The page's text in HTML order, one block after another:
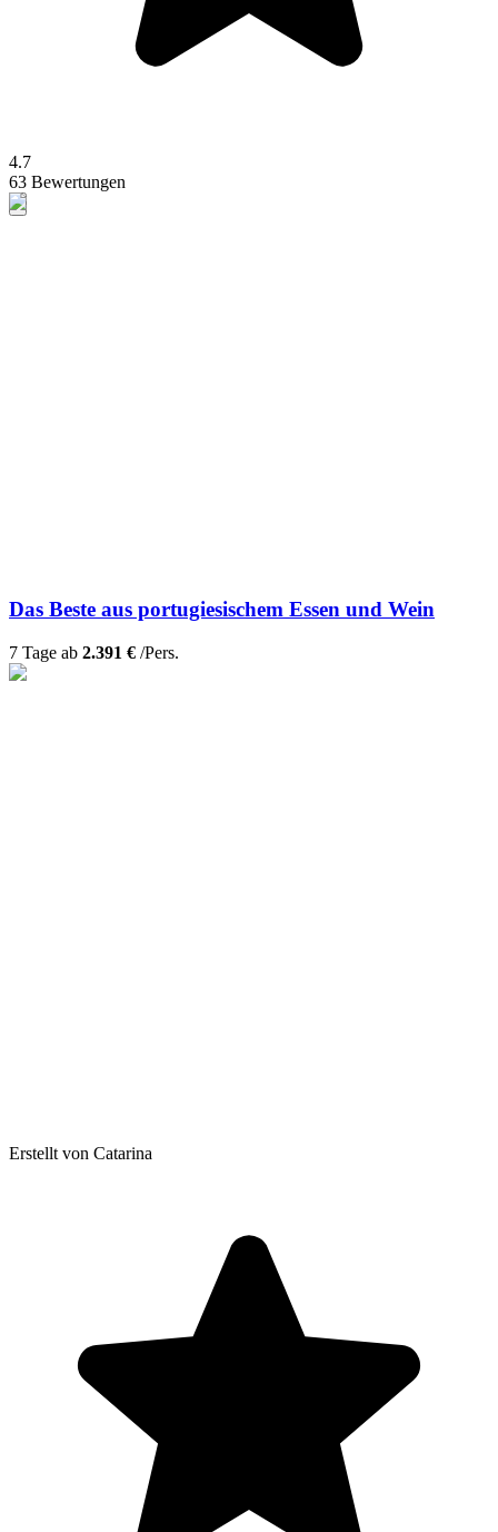
4.7
63 Bewertungen
Das Beste aus portugiesischem Essen und Wein
7 Tage ab 2.391 € /Pers.
Erstellt von Catarina